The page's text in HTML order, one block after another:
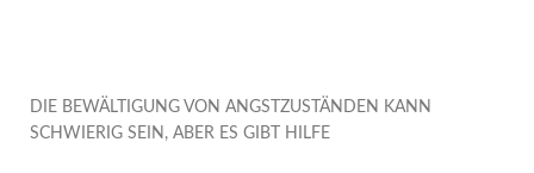
DIE BEWÄLTIGUNG VON ANGSTZUSTÄNDEN KANN
SCHWIERIG SEIN, ABER ES GIBT HILFE